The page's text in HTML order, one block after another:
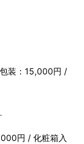
装：15,000円 /
円 / 化粧箱入